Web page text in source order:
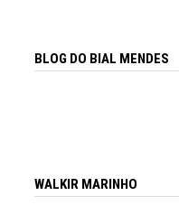
BLOG DO BIAL MENDES
WALKIR MARINHO